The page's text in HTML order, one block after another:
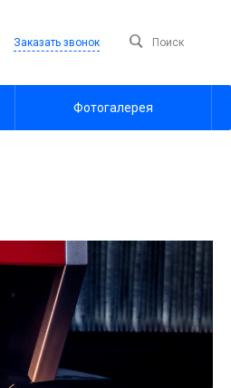
Заказать звонок Поиск
Фотогалерея